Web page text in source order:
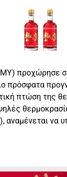
προχώρησε
πρόσφατα
πτώση της
να